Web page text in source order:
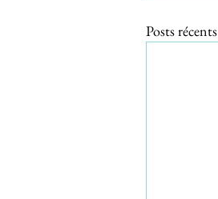
Posts récents